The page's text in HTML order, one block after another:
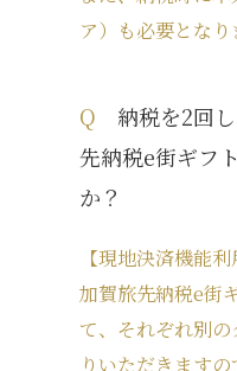
ア）も必要となり
Q
納税を2回
先納税e街ギフ
か？
【現地決済機能利
加賀旅先納税e街
て、それぞれ別
りいただきますの